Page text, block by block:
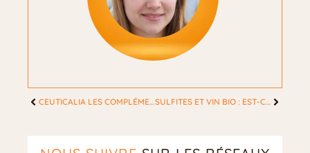
CEUTICALIA LES COMPLÉMENTS ALIMENTAIRES POUR L’ÉNERGIE SULFITES ET VIN BIO : EST-CE QUE CELA RIME ENSEMBLE ?